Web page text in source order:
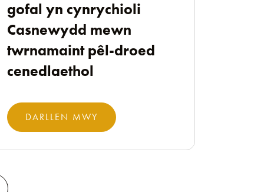
gofal yn cynrychioli
Casnewydd mewn
twrnamaint pêl-droed
cenedlaethol
DARLLEN MWY